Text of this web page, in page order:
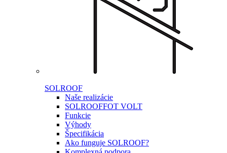
SOLROOF
Naše realizácie
SOLROOFFOT VOLT
Funkcie
Výhody
Špecifikácia
Ako funguje SOLROOF?